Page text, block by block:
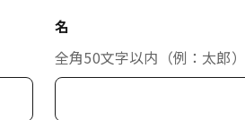
名
全角50文字以内（例：太郎）